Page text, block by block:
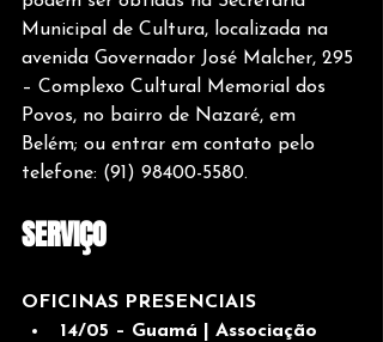
Municipal de Cultura, localizada na
avenida Governador José Malcher, 295
– Complexo Cultural Memorial dos
Povos, no bairro de Nazaré, em
Belém; ou entrar em contato pelo
telefone: (91) 98400-5580.
SERVIÇO
OFICINAS PRESENCIAIS
14/05 – Guamá | Associação